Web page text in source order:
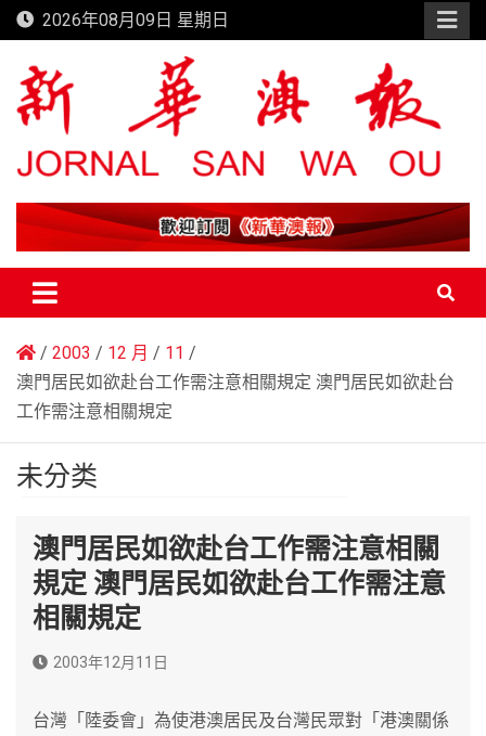
Skip
to
content
2026年08月09日 星期日
新華澳報
2003 12 月
11
澳門居民如欲赴台工作需注意相關規定 澳門居民如欲赴台
工作需注意相關規定
未分类
澳門居民如欲赴台工作需注意相關
規定 澳門居民如欲赴台工作需注意
相關規定
2003年12月11日
台灣「陸委會」為使港澳居民及台灣民眾對「港澳關係